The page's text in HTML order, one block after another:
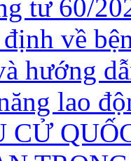
tư 60/
về
hướng
lao
CỬ